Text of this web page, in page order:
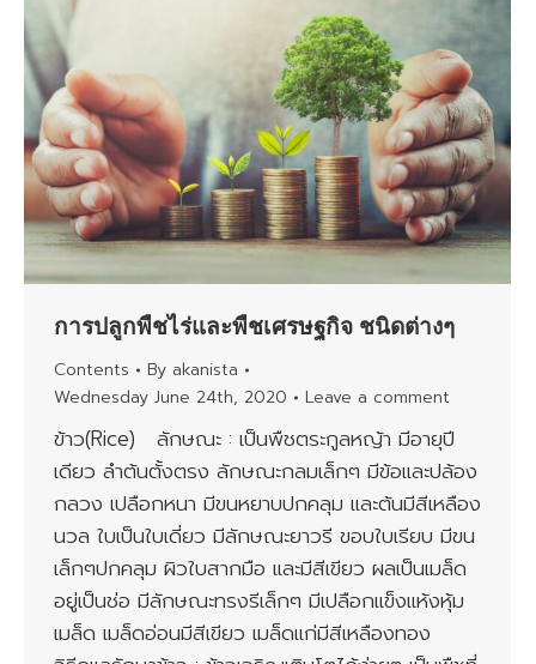
การปลูกพืชไร่และพืชเศรษฐกิจ ชนิดต่างๆ
Contents By akanista
Wednesday June 24th, 2020
Leave a comment
ข้าว(Rice) ลักษณะ : เป็นพืชตระกูลหญ้า มีอายุปี
เดียว ลำต้นตั้งตรง ลักษณะกลมเล็กๆ มีข้อและปล้อง
กลวง เปลือกหนา มีขนหยาบปกคลุม และต้นมีสีเหลือง
นวล ใบเป็นใบเดี่ยว มีลักษณะยาวรี ขอบใบเรียบ มีขน
เล็กๆปกคลุม ผิวใบสากมือ และมีสีเขียว ผลเป็นเมล็ด
อยู่เป็นช่อ มีลักษณะทรงรีเล็กๆ มีเปลือกแข็งแห้งหุ้ม
เมล็ด เมล็ดอ่อนมีสีเขียว เมล็ดแก่มีสีเหลืองทอง